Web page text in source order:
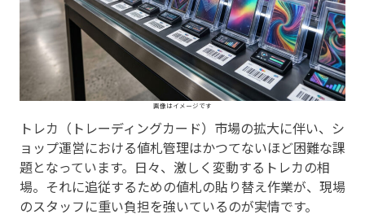
画像はイメージです
トレカ（トレーディングカード）市場の拡大に伴い、シ
ョップ運営における値札管理はかつてないほど困難な課
題となっています。日々、激しく変動するトレカの相
場。それに追従するための値札の貼り替え作業が、現場
のスタッフに重い負担を強いているのが実情です。